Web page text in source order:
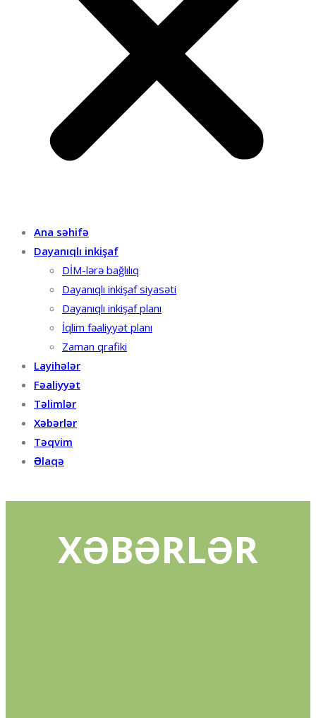
Ana səhifə
Dayanıqlı inkişaf
DİM-lərə bağlılıq
Dayanıqlı inkişaf siyasəti
Dayanıqlı inkişaf planı
İqlim fəaliyyət planı
Zaman qrafiki
Layihələr
Fəaliyyət
Təlimlər
Xəbərlər
Təqvim
Əlaqə
XƏBƏRLƏR